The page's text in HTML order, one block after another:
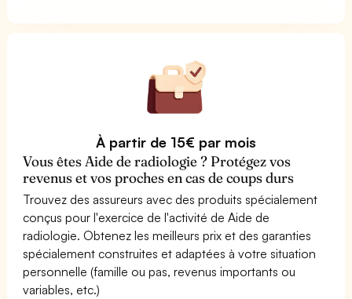
À partir de 15€ par mois
Vous êtes Aide de radiologie ? Protégez vos
revenus et vos proches en cas de coups durs
Trouvez des assureurs avec des produits spécialement
conçus pour l'exercice de l'activité de Aide de
radiologie. Obtenez les meilleurs prix et des garanties
spécialement construites et adaptées à votre situation
personnelle (famille ou pas, revenus importants ou
variables, etc.)